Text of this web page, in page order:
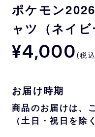
ポケモン
ャツ（ネイビ
¥4,000 (税
お届け時期
商品のお届けは、
（土日・祝日を除